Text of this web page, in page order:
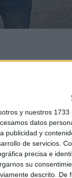
y nuestros 1733
datos
publicidad y
de servicios.
precisa e
su
descrito. De
innovar. Se
que aquí en
‘made in